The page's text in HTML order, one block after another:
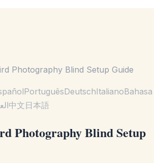
Photography Blind Setup Guide
PortuguêsDeutschItalianoBahasa
中文日本語
Photography Blind Setup